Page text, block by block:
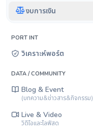
งบการเงิน
PORT INT
วิเคราะห์พอร์ต
DATA / COMMUNITY
Blog & Event
(บทความ&ข่าวสาร&กิจกรรม)
Live & Video
วิดีโอและไลฟ์สด